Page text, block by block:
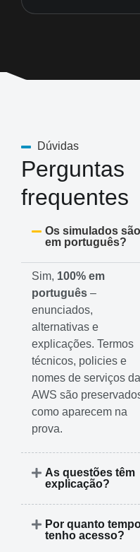
Dúvidas
Perguntas
frequentes
Os simulados são
em português?
Sim, 100% em
português –
enunciados,
alternativas e
explicações. Termos
técnicos, policies e
nomes de serviços da
AWS são
como aparecem na
prova.
As questões têm
explicação?
Por quanto
tenho acesso?